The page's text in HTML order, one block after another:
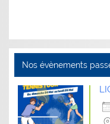
Nos évènements